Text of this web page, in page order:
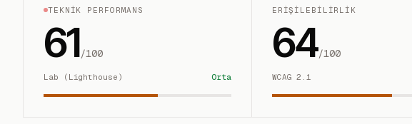
TEKNIK PERFORMANS
61/100
Lab (Lighthouse) Orta
ERIŞILEBILIRLIK
64/100
WCAG 2.1